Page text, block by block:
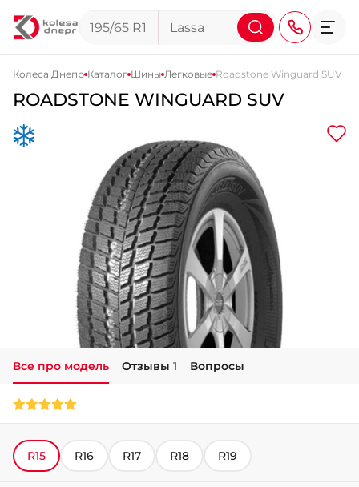
+38 (050) 911-911-4
+38 (067) 113-44-44
+38 (095) 276-44-44
+38 (067) 911-14-14
- на Щепкина
+38 (098) 911-911-0
- на Тополе
+38 (098) 911-911-4
- на Калиновой
+38 (077) 7-184-184
Колеса Днепр Каталог Шины Легковые Roadstone Winguard SUV
ROADSTONE WINGUARD SUV
Все про модель Отзывы 1 Вопросы
R15 R16 R17 R18 R19